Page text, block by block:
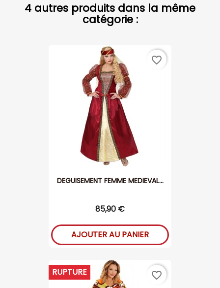
4 autres produits dans la même
catégorie :
DEGUISEMENT FEMME MEDIEVAL...
85,90 €
AJOUTER AU PANIER
favorite_border
RUPTURE favorite_border